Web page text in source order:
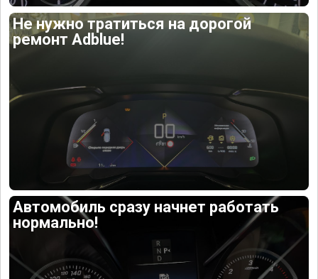
Не нужно тратиться на дорогой
ремонт Adblue!
Автомобиль сразу начнет работать
нормально!